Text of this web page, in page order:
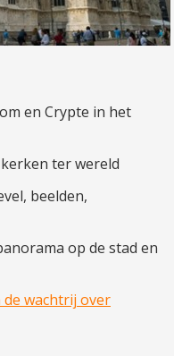
en Crypte in het
ter wereld
beelden,
op de stad en
wachtrij over